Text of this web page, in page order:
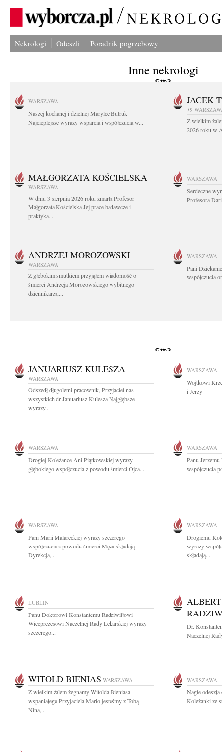
Nekrologi Odeszli Poradnik pogrzebowy
Inne nekrologi
WARSZAWA
Naszej kochanej i dzielnej Marylce Butruk
Najcieplejsze wyrazy wsparcia i współczucia w...
JACEK
79
Z wielkim
2026 roku w
MAŁGORZATA KOŚCIELSKA
WARSZAWA
W dniu 3 sierpnia 2026 roku zmarła Profesor
Małgorzata Kościelska Jej prace badawcze i
praktyka...
WARSZAWA
Serdeczne
Profesora
ANDRZEJ MOROZOWSKI
WARSZAWA
Z głębokim smutkiem przyjąłem wiadomość o
śmierci Andrzeja Morozowskiego wybitnego
dziennikarza,...
WARSZAWA
Pani
współczucia
JANUARIUSZ KULESZA
WARSZAWA
Odszedł długoletni pracownik, Przyjaciel nas
wszystkich dr Januariusz Kulesza Najgłębsze
wyrazy...
WARSZAWA
Wojtkowi
i Jerzy
WARSZAWA
Drogiej Koleżance Ani Piątkowskiej wyrazy
głębokiego współczucia z powodu śmierci Ojca...
WARSZAWA
Panu
współczucia
WARSZAWA
Pani Marii Malareckiej wyrazy szczerego
współczucia z powodu śmierci Męża składają
Dyrekcja,...
WARSZAWA
Drogiemu
wyrazy
składają...
LUBLIN
Panu Doktorowi Konstantemu Radziwiłłowi
Wiceprezesowi Naczelnej Rady Lekarskiej wyrazy
szczerego...
Dr.
Naczelnej
WITOLD BIENIAS WARSZAWA
Z wielkim żalem żegnamy Witolda Bieniasa
wspaniałego Przyjaciela Mario jesteśmy z Tobą
Nina,...
WARSZAWA
Nagle
Koleżanki ze